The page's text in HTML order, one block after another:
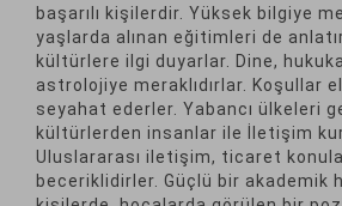
başarılı kişilerdir. Yüksek bilgiye
yaşlarda alınan eğitimleri de
kültürlere ilgi duyarlar. Dine,
astrolojiye meraklıdırlar. Koşullar
seyahat ederler. Yabancı ülkeleri
kültürlerden insanlar ile İletişim
Uluslararası iletişim, ticaret
beceriklidirler. Güçlü bir akademik